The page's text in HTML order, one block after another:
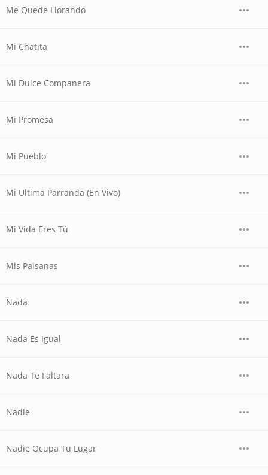
Me Quede Llorando
Mi Chatita
Mi Dulce Companera
Mi Promesa
Mi Pueblo
Mi Ultima Parranda (En Vivo)
Mi Vida Eres Tú
Mis Paisanas
Nada
Nada Es Igual
Nada Te Faltara
Nadie
Nadie Ocupa Tu Lugar